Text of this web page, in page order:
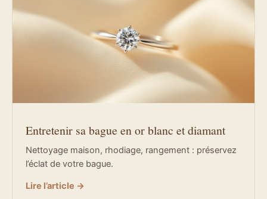
Entretenir sa bague en or blanc et diamant
Nettoyage maison, rhodiage, rangement : préservez
l’éclat de votre bague.
Lire l’article →